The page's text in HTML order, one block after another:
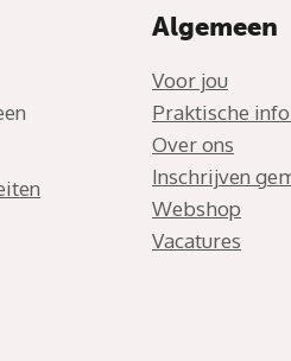
Algemeen
Voor jou
Praktische
Over ons
Inschrijven
Webshop
Vacatures